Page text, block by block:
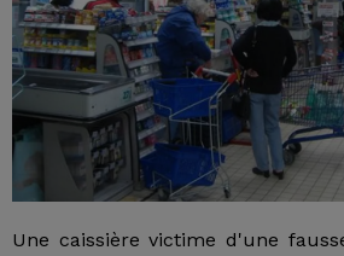
Une caissière victime d'une